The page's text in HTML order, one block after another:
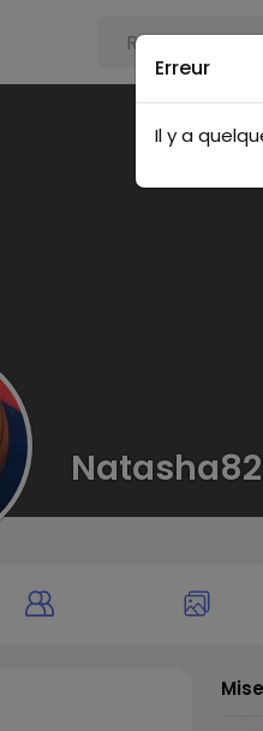
Erreur
Il y a